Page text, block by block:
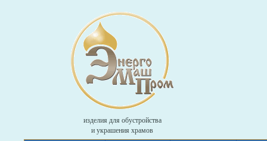
изделия для обустройства
и украшения храмов